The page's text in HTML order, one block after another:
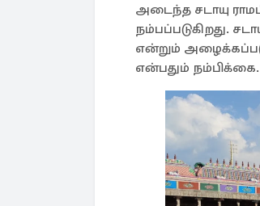
அடைந்த சடாயு
நம்பப்படுகிறது.
என்றும்
என்பதும் நம்பிக்கை.